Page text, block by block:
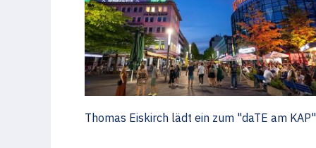
Thomas Eiskirch lädt ein zum "daTE am KAP"